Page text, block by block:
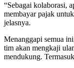
“Sebagai kolaborasi,
membayar pajak
jelasnya.
Menanggapi semua
tim akan mengkaji
mendukung.